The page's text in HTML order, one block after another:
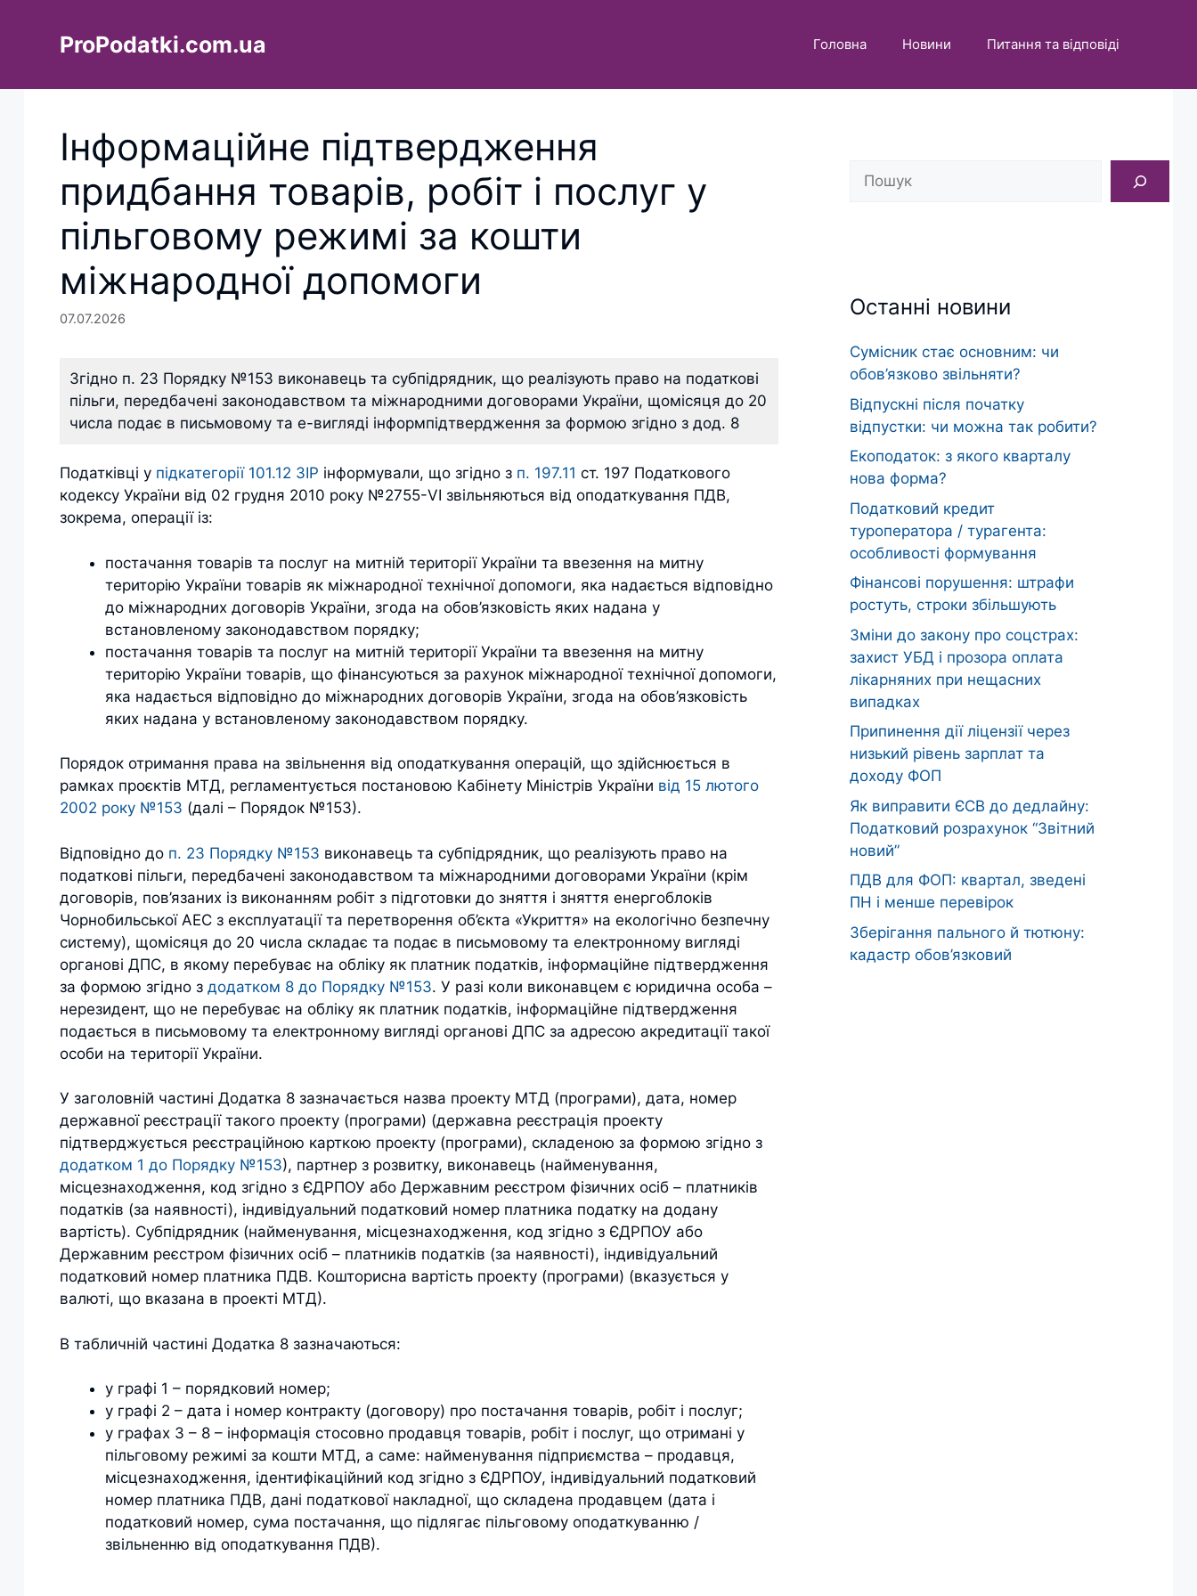
ProPodatki.com.ua Головна Новини Питання та відповіді
Інформаційне підтвердження
придбання товарів, робіт і послуг у
пільговому режимі за кошти
міжнародної допомоги
07.07.2026
Згідно п. 23 Порядку №153 виконавець та субпідрядник, що реалізують право на податкові
пільги, передбачені законодавством та міжнародними договорами України, щомісяця до 20
числа подає в письмовому та е-вигляді інформпідтвердження за формою згідно з дод. 8
Податківці у підкатегорії 101.12 ЗІР інформували, що згідно з п. 197.11 ст. 197 Податкового
кодексу України від 02 грудня 2010 року №2755-VI звільняються від оподаткування ПДВ,
зокрема, операції із:
постачання товарів та послуг на митній території України та ввезення на митну
територію України товарів як міжнародної технічної допомоги, яка надається відповідно
до міжнародних договорів України, згода на обов’язковість яких надана у
встановленому законодавством порядку;
постачання товарів та послуг на митній території України та ввезення на митну
територію України товарів, що фінансуються за рахунок міжнародної технічної допомоги,
яка надається відповідно до міжнародних договорів України, згода на обов’язковість
яких надана у встановленому законодавством порядку.
Порядок отримання права на звільнення від оподаткування операцій, що здійснюється в
рамках проєктів МТД, регламентується постановою Кабінету Міністрів України від 15 лютого
2002 року №153 (далі – Порядок №153).
Відповідно до п. 23 Порядку №153 виконавець та субпідрядник, що реалізують право на
податкові пільги, передбачені законодавством та міжнародними договорами України (крім
договорів, пов’язаних із виконанням робіт з підготовки до зняття і зняття енергоблоків
Чорнобильської АЕС з експлуатації та перетворення об’єкта «Укриття» на екологічно безпечну
систему), щомісяця до 20 числа складає та подає в письмовому та електронному вигляді
органові ДПС, в якому перебуває на обліку як платник податків, інформаційне підтвердження
за формою згідно з додатком 8 до Порядку №153. У разі коли виконавцем є юридична особа –
нерезидент, що не перебуває на обліку як платник податків, інформаційне підтвердження
подається в письмовому та електронному вигляді органові ДПС за адресою акредитації такої
особи на території України.
У заголовній частині Додатка 8 зазначається назва проекту МТД (програми), дата, номер
державної реєстрації такого проекту (програми) (державна реєстрація проекту
підтверджується реєстраційною карткою проекту (програми), складеною за формою згідно з
додатком 1 до Порядку №153), партнер з розвитку, виконавець (найменування,
місцезнаходження, код згідно з ЄДРПОУ або Державним реєстром фізичних осіб – платників
податків (за наявності), індивідуальний податковий номер платника податку на додану
вартість). Субпідрядник (найменування, місцезнаходження, код згідно з ЄДРПОУ або
Державним реєстром фізичних осіб – платників податків (за наявності), індивідуальний
податковий номер платника ПДВ. Кошторисна вартість проекту (програми) (вказується у
валюті, що вказана в проекті МТД).
В табличній частині Додатка 8 зазначаються:
у графі 1 – порядковий номер;
у графі 2 – дата і номер контракту (договору) про постачання товарів, робіт і послуг;
у графах 3 – 8 – інформація стосовно продавця товарів, робіт і послуг, що отримані у
пільговому режимі за кошти МТД, а саме: найменування підприємства – продавця,
місцезнаходження, ідентифікаційний код згідно з ЄДРПОУ, індивідуальний податковий
номер платника ПДВ, дані податкової накладної, що складена продавцем (дата і
податковий номер, сума постачання, що підлягає пільговому оподаткуванню /
звільненню від оподаткування ПДВ).
Пошук
Останні новини
Сумісник стає основним: чи
обов’язково звільняти?
Відпускні після початку
відпустки: чи можна так робити?
Екоподаток: з якого кварталу
нова форма?
Податковий кредит
туроператора / турагента:
особливості формування
Фінансові порушення: штрафи
ростуть, строки збільшують
Зміни до закону про соцстрах:
захист УБД і прозора оплата
лікарняних при нещасних
випадках
Припинення дії ліцензії через
низький рівень зарплат та
доходу ФОП
Як виправити ЄСВ до дедлайну:
Податковий розрахунок “Звітний
новий”
ПДВ для ФОП: квартал, зведені
ПН і менше перевірок
Зберігання пального й тютюну:
кадастр обов’язковий